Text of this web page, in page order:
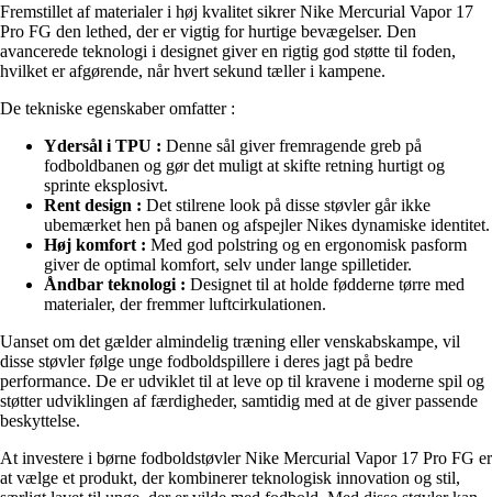
Fremstillet af materialer i høj kvalitet sikrer Nike Mercurial Vapor 17
Pro FG den lethed, der er vigtig for hurtige bevægelser. Den
avancerede teknologi i designet giver en rigtig god støtte til foden,
hvilket er afgørende, når hvert sekund tæller i kampene.
De tekniske egenskaber omfatter :
Ydersål i TPU : Denne sål giver fremragende greb på
fodboldbanen og gør det muligt at skifte retning hurtigt og
sprinte eksplosivt.
Rent design : Det stilrene look på disse støvler går ikke
ubemærket hen på banen og afspejler Nikes dynamiske identitet.
Høj komfort : Med god polstring og en ergonomisk pasform
giver de optimal komfort, selv under lange spilletider.
Åndbar teknologi : Designet til at holde fødderne tørre med
materialer, der fremmer luftcirkulationen.
Uanset om det gælder almindelig træning eller venskabskampe, vil
disse støvler følge unge fodboldspillere i deres jagt på bedre
performance. De er udviklet til at leve op til kravene i moderne spil og
støtter udviklingen af færdigheder, samtidig med at de giver passende
beskyttelse.
At investere i børne fodboldstøvler Nike Mercurial Vapor 17 Pro FG er
at vælge et produkt, der kombinerer teknologisk innovation og stil,